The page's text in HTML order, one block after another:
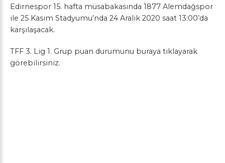
Edirnespor 15. hafta müsabakasında 1877 Alemdağspor
ile 25 Kasım Stadyumu’nda 24 Aralık 2020 saat 13:00’da
karşılaşacak.
TFF 3. Lig 1. Grup puan durumunu buraya tıklayarak
görebilirsiniz.